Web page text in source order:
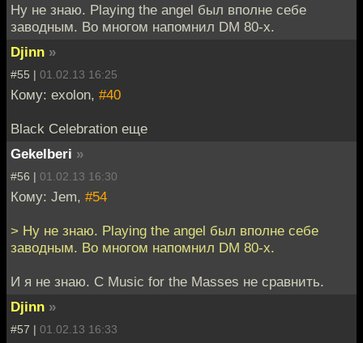
Ну не знаю. Playing the angel был вполне себе
заводным. Во многом напомнил DM 80-х.
Djinn »
#55 | 01.02.13 16:25
Кому: exolon, #40
Black Celebration еще
Gekelberi »
#56 | 01.02.13 16:30
Кому: Jem, #54
> Ну не знаю. Playing the angel был вполне себе
заводным. Во многом напомнил DM 80-х.
И я не знаю. С Music for the Masses не сравнить.
Djinn »
#57 | 01.02.13 16:33